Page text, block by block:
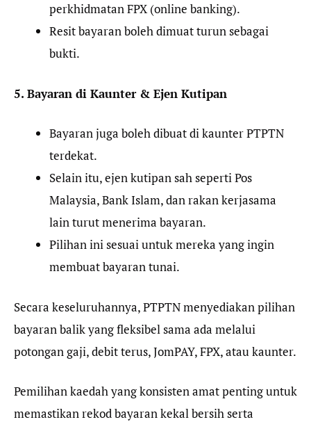
perkhidmatan FPX (online banking).
Resit bayaran boleh dimuat turun sebagai
bukti.
5. Bayaran di Kaunter & Ejen Kutipan
Bayaran juga boleh dibuat di kaunter PTPTN
terdekat.
Selain itu, ejen kutipan sah seperti Pos
Malaysia, Bank Islam, dan rakan kerjasama
lain turut menerima bayaran.
Pilihan ini sesuai untuk mereka yang ingin
membuat bayaran tunai.
Secara keseluruhannya, PTPTN menyediakan pilihan
bayaran balik yang fleksibel sama ada melalui
potongan gaji, debit terus, JomPAY, FPX, atau kaunter.
Pemilihan kaedah yang konsisten amat penting untuk
memastikan rekod bayaran kekal bersih serta